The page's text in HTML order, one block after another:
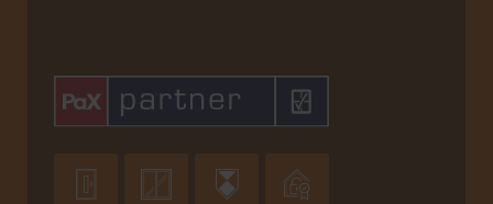
besser geeignet.
   